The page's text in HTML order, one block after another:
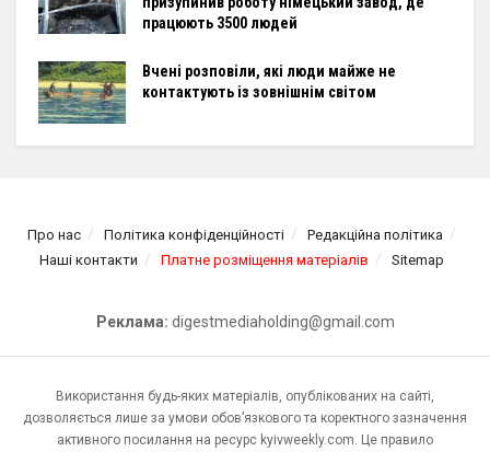
працюють 3500 людей
Вчені розповіли, які люди майже не
контактують із зовнішнім світом
Про нас Політика конфіденційності
Редакційна політика
Наші контакти
Платне розміщення матеріалів Sitemap
Реклама: digestmediaholding@gmail.com
Використання будь-яких матеріалів, опублікованих на сайті,
дозволяється лише за умови обов’язкового та коректного зазначення
активного посилання на ресурс kyivweekly.com. Це правило